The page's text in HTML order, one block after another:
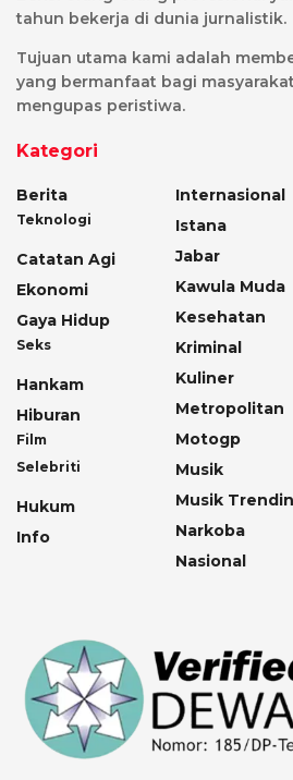
tahun bekerja di dunia jurnalistik.
Tujuan utama kami adalah
yang bermanfaat bagi
mengupas peristiwa.
Kategori
Berita
Teknologi
Catatan Agi
Ekonomi
Gaya Hidup
Seks
Hankam
Hiburan
Film
Selebriti
Hukum
Info
Internasional
Istana
Jabar
Kawula Muda
Kesehatan
Kriminal
Kuliner
Metropolitan
Motogp
Musik
Musik
Narkoba
Nasional